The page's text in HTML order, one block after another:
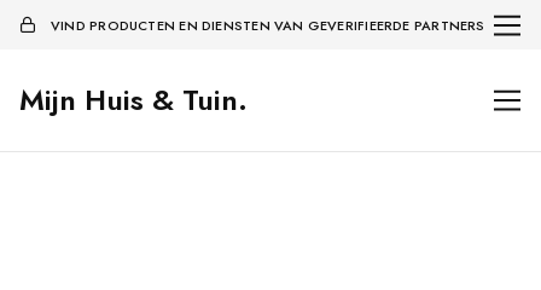
VIND PRODUCTEN EN DIENSTEN VAN GEVERIFIEERDE PARTNERS
Mijn Huis & Tuin.